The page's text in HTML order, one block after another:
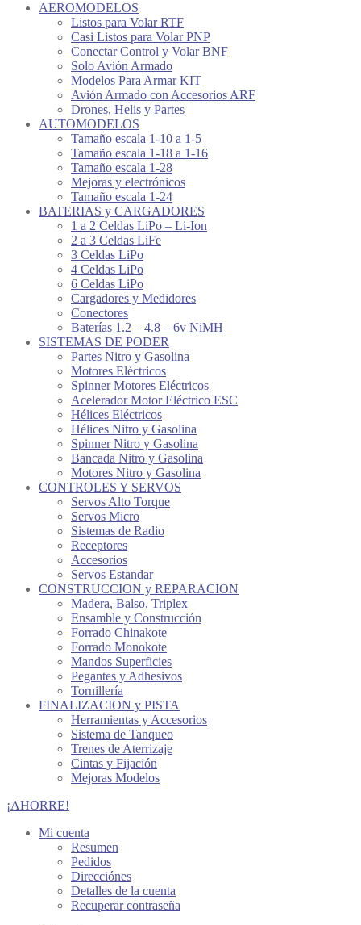
AEROMODELOS
Listos para Volar RTF
Casi Listos para Volar PNP
Conectar Control y Volar BNF
Solo Avión Armado
Modelos Para Armar KIT
Avión Armado con Accesorios ARF
Drones, Helis y Partes
AUTOMODELOS
Tamaño escala 1-10 a 1-5
Tamaño escala 1-18 a 1-16
Tamaño escala 1-28
Mejoras y electrónicos
Tamaño escala 1-24
BATERIAS y CARGADORES
1 a 2 Celdas LiPo – Li-Ion
2 a 3 Celdas LiFe
3 Celdas LiPo
4 Celdas LiPo
6 Celdas LiPo
Cargadores y Medidores
Conectores
Baterías 1.2 – 4.8 – 6v NiMH
SISTEMAS DE PODER
Partes Nitro y Gasolina
Motores Eléctricos
Spinner Motores Eléctricos
Acelerador Motor Eléctrico ESC
Hélices Eléctricos
Hélices Nitro y Gasolina
Spinner Nitro y Gasolina
Bancada Nitro y Gasolina
Motores Nitro y Gasolina
CONTROLES Y SERVOS
Servos Alto Torque
Servos Micro
Sistemas de Radio
Receptores
Accesorios
Servos Estandar
CONSTRUCCION y REPARACION
Madera, Balso, Triplex
Ensamble y Construcción
Forrado Chinakote
Forrado Monokote
Mandos Superficies
Pegantes y Adhesivos
Tornillería
FINALIZACION y PISTA
Herramientas y Accesorios
Sistema de Tanqueo
Trenes de Aterrizaje
Cintas y Fijación
Mejoras Modelos
¡AHORRE!
Mi cuenta
Resumen
Pedidos
Direcciónes
Detalles de la cuenta
Recuperar contraseña